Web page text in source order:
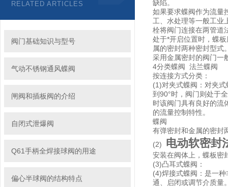
RELATED ARTICLES
阀门基础知识与型号
气动不锈钢通风蝶阀
闸阀和插板阀的介绍
自闭式泄爆阀
Q61手柄全焊接球阀的用途
偏心半球阀的结构特点
缺陷。
如果要求蝶阀作为流量
工、水处理等一般工业
栓将阀门连接在两管道
处于*开启位置时，蝶
属的密封两种密封型式
采用金属密封的阀门一
4分类蝶阀 法兰蝶阀
按连接方式分类：
(1)对夹式蝶阀：对夹
到90°时，阀门则处于
时该阀门具有良好的流
的流量控制特性。
蝶阀
有弹密封和金属的密封
(2) 电动软密封
安装在阀体上，蝶板密
(3)凸耳式蝶阀：
(4)焊接式蝶阀：是一
通、启闭或调节介质量